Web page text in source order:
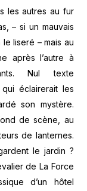
les autres au fur
– si un mauvais
liseré – mais au
après l’autre à
Nul texte
éclairerait les
son mystère.
de scène, au
de lanternes.
le jardin ?
de La Force
d’un hôtel